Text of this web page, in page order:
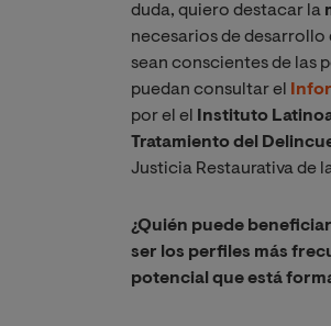
duda, quiero destacar la
necesarios de desarrollo
sean conscientes de las
puedan consultar el
por el el Instituto
Tratamiento del
Justicia Restaurativa de
¿Quién puede
ser los perfiles más
potencial que está